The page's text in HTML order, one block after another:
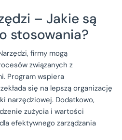
– Jakie są
stosowania?
firmy mogą
związanych z
Program wspiera
się na lepszą organizację
narzędziowej. Dodatkowo,
zużycia i wartości
efektywnego zarządzania